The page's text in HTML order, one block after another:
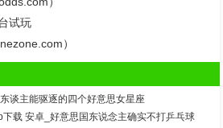
试玩
）
谈主能驱逐的四个好意思女星座
载 安卓_好意思国东说念主确实不打乒乓球